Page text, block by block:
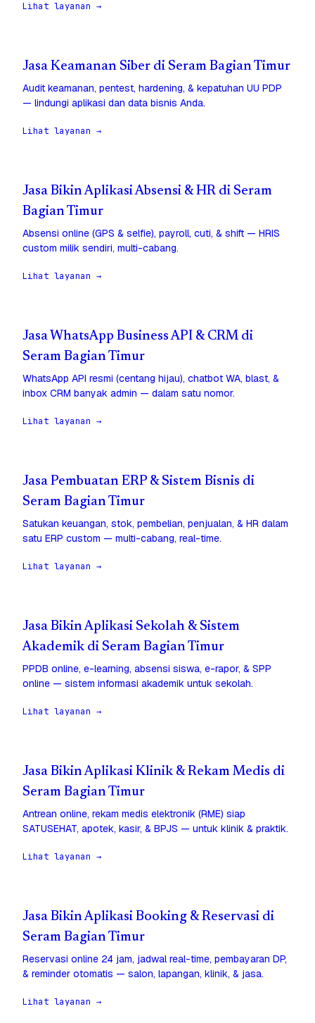
Lihat layanan →
Jasa Keamanan Siber di Seram Bagian Timur
Audit keamanan, pentest, hardening, & kepatuhan UU PDP
— lindungi aplikasi dan data bisnis Anda.
Lihat layanan →
Jasa Bikin Aplikasi Absensi & HR di Seram
Bagian Timur
Absensi online (GPS & selfie), payroll, cuti, & shift — HRIS
custom milik sendiri, multi-cabang.
Lihat layanan →
Jasa WhatsApp Business API & CRM di
Seram Bagian Timur
WhatsApp API resmi (centang hijau), chatbot WA, blast, &
inbox CRM banyak admin — dalam satu nomor.
Lihat layanan →
Jasa Pembuatan ERP & Sistem Bisnis di
Seram Bagian Timur
Satukan keuangan, stok, pembelian, penjualan, & HR dalam
satu ERP custom — multi-cabang, real-time.
Lihat layanan →
Jasa Bikin Aplikasi Sekolah & Sistem
Akademik di Seram Bagian Timur
PPDB online, e-learning, absensi siswa, e-rapor, & SPP
online — sistem informasi akademik untuk sekolah.
Lihat layanan →
Jasa Bikin Aplikasi Klinik & Rekam Medis di
Seram Bagian Timur
Antrean online, rekam medis elektronik (RME) siap
SATUSEHAT, apotek, kasir, & BPJS — untuk klinik & praktik.
Lihat layanan →
Jasa Bikin Aplikasi Booking & Reservasi di
Seram Bagian Timur
Reservasi online 24 jam, jadwal real-time, pembayaran DP,
& reminder otomatis — salon, lapangan, klinik, & jasa.
Lihat layanan →